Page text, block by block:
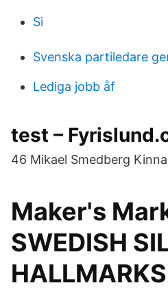
Si
Svenska partiledare
Lediga jobb åf
test –
46 Mikael Smedberg
Maker's
SWEDISH